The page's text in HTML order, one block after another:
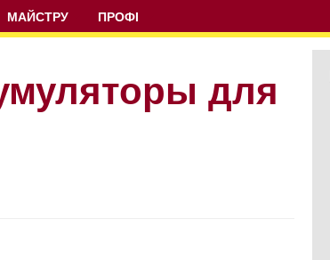
МАЙСТРУ ПРОФІ
для